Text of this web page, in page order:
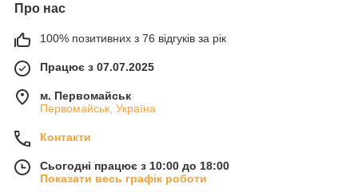
Про нас
100% позитивних з 76 відгуків за рік
Працює з 07.07.2025
м. Первомайськ
Первомайськ, Україна
Контакти
Сьогодні працює з 10:00 до 18:00
Показати весь графік роботи